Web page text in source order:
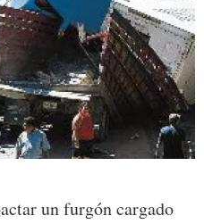
un furgón cargado